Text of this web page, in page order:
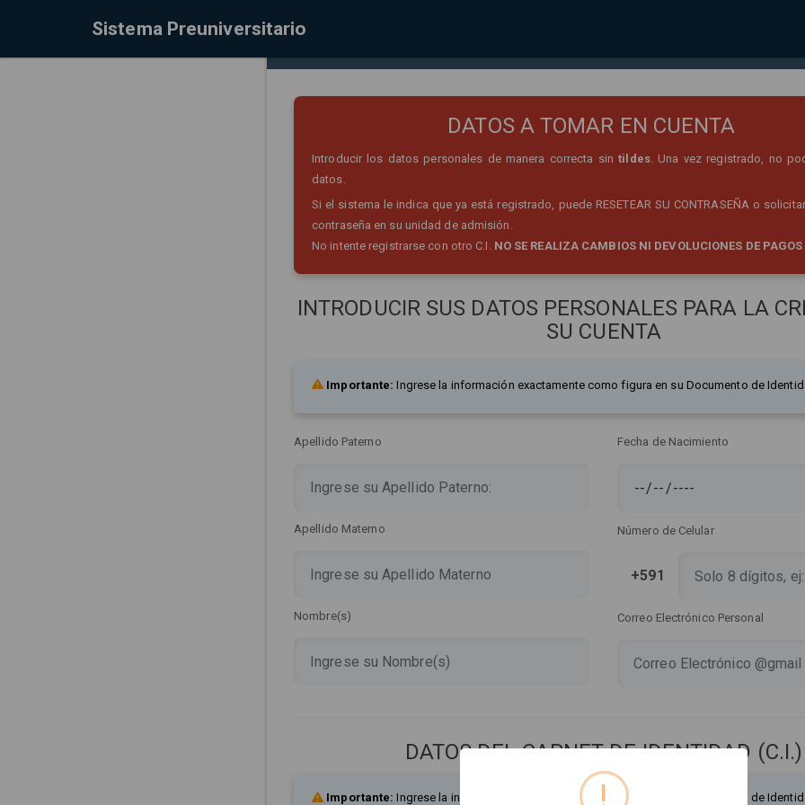
Sistema Preuniversitario
DATOS A TOMAR EN CUENTA
Introducir los datos personales de manera correcta sintildes. Una vez registrado, no
datos.
Si el sistema le indica que ya está registrado, puede RESETEAR SU CONTRASEÑA o
contraseña en su unidad de admisión.
No intente registrarse con otro C.I. NO SE REALIZA CAMBIOS NI DEVOLUCIONES DE
INTRODUCIR SUS DATOS PERSONALES PARA LA
SU CUENTA
Importante: Ingrese la información exactamente como figura en su Documento de
Apellido Paterno
Apellido Materno
Nombre(s)
Fecha de Nacimiento
Número de Celular
+591
Correo Electrónico Personal
DATOS DEL CARNET DE IDENTIDAD (C.I.)
Importante: Ingrese la información exactamente como figura en su Documento de
!